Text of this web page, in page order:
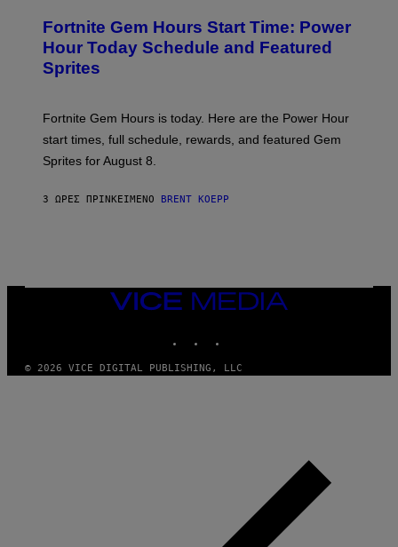
A
G
E
S
E
N
S
H
E
P
I
C
M
Fortnite Gem Hours Start Time: Power
Hour Today Schedule and Featured
Sprites
Fortnite Gem Hours is today. Here are the Power Hour
start times, full schedule, rewards, and featured Gem
Sprites for August 8.
3 ΏΡΕΣ ΠΡΙΝΚΕΊΜΕΝΟ BRENT KOEPP
VICE
© 2026 VICE DIGITAL PUBLISHING, LLC